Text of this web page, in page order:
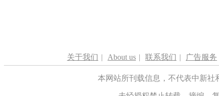
关于我们 | About us | 联系我们 | 广告服务
本网站所刊载信息，不代表中新